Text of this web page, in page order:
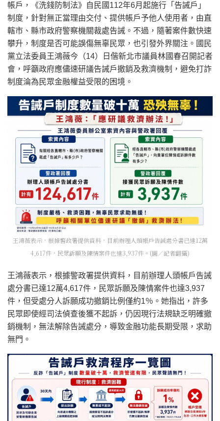
帳戶，《洗錢防制法》自民國112年6月起施行「告誡戶」
制度，針對無正當理由交付、提供帳戶予他人使用者，由直
轄市、縣市政府警察機關裁處告誡。不過，隨著案件數快速
攀升，制度是否可能誤傷無辜民眾，也引發外界關注。國民
黨立法委員王鴻薇今（14）日偕新北市議員林國春召開記者
會，呼籲政府應儘速研議告誡戶撤銷及救濟機制，避免打詐
制度淪為民眾金融權益受限的困境。
王鴻薇表示，根據警政署提供資料，目前辦理人頭帳戶告誡處分書已達12萬
4,617件，民眾訴願及陳情案件也達3,937件。(圖／記者翻攝)
王鴻薇表示，根據警政署提供資料，目前辦理人頭帳戶告誡
處分書已達12萬4,617件，民眾訴願及陳情案件也達3,937
件，但受處分人訴願成功撤銷比例僅約1％。她指出，許多
民眾即使經司法偵查後獲不起訴，仍因現行法規缺乏明確撤
銷機制，無法解除告誡處分，導致金融功能長期受限，求助
無門。